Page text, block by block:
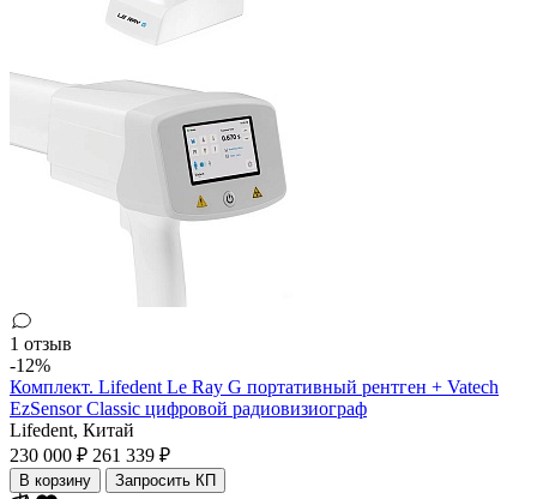
1 отзыв
-12%
Комплект. Lifedent Le Ray G портативный рентген + Vatech
EzSensor Classic цифровой радиовизиограф
Lifedent, Китай
230 000 ₽ 261 339 ₽
В корзину Запросить КП